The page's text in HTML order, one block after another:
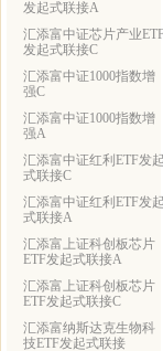
发起式联接A
汇添富中证芯片产业
发起式联接C
汇添富中证1000指数增
强C
汇添富中证1000指数增
强A
汇添富中证红利ETF发起
式联接C
汇添富中证红利ETF发起
式联接A
汇添富上证科创板芯片
ETF发起式联接A
汇添富上证科创板芯片
ETF发起式联接C
汇添富纳斯达克生物科
技ETF发起式联接